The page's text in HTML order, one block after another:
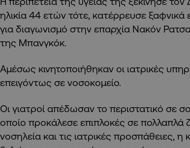
ηλικία 44 ετών τότε, κατέρρευσε ξαφνικά
για διαγωνισμό στην επαρχία Νακόν
της Μπανγκόκ.
Αμέσως κινητοποιήθηκαν οι ιατρικές
επειγόντως σε νοσοκομείο.
Οι γιατροί απέδωσαν το περιστατικό σε
οποίο προκάλεσε επιπλοκές σε πολλαπλά
νοσηλεία και τις ιατρικές προσπάθειες,